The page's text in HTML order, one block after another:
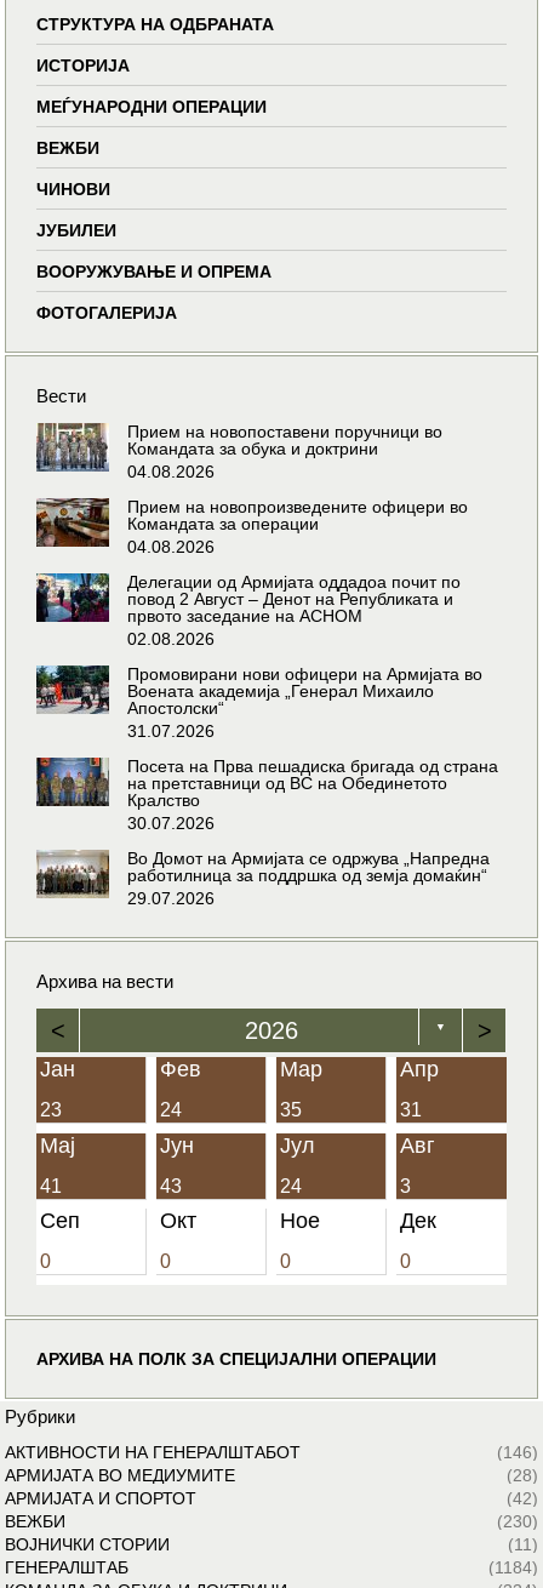
СТРУКТУРА НА ОДБРАНАТА
ИСТОРИЈА
МЕЃУНАРОДНИ ОПЕРАЦИИ
ВЕЖБИ
ЧИНОВИ
ЈУБИЛЕИ
ВООРУЖУВАЊЕ И ОПРЕМА
ФОТОГАЛЕРИЈА
Вести
Прием на новопоставени поручници во
Командата за обука и доктрини
04.08.2026
Прием на новопроизведените офицери во
Командата за операции
04.08.2026
Делегации од Армијата оддадоа почит по
повод 2 Август – Денот на Републиката и
првото заседание на АСНОМ
02.08.2026
Промовирани нови офицери на Армијата во
Воената академија „Генерал Михаило
Апостолски“
31.07.2026
Посета на Прва пешадиска бригада од страна
на претставници од ВС на Обединетото
Кралство
30.07.2026
Во Домот на Армијата се одржува „Напредна
работилница за поддршка од земја домаќин“
29.07.2026
Архива на вести
< 2026 ▼ >
Јан
23
Фев
24
Мар
35
Апр
31
Мај
41
Јун
43
Јул
24
Авг
3
Сеп
0
Окт
0
Ное
0
Дек
0
АРХИВА НА ПОЛК ЗА СПЕЦИЈАЛНИ ОПЕРАЦИИ
Рубрики
АКТИВНОСТИ НА ГЕНЕРАЛШТАБОТ
(146)
АРМИЈАТА ВО МЕДИУМИТЕ
(28)
АРМИЈАТА И СПОРТОТ
(42)
ВЕЖБИ
(230)
ВОЈНИЧКИ СТОРИИ
(11)
ГЕНЕРАЛШТАБ
(1184)